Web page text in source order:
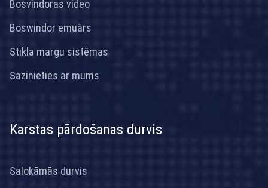
Bosvindoras video
Boswindor emuārs
Stikla margu sistēmas
Sazinieties ar mums
Karstas pārdošanas durvis
Salokāmās durvis